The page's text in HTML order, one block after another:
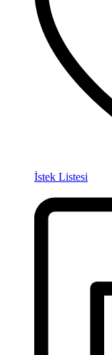
İstek Listesi